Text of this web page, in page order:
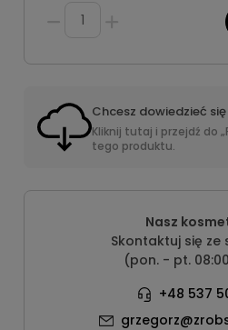
Chcesz dowiedzieć
Kliknij tutaj i przejdź do
tego produktu.
Nasz
Skontaktuj się ze
(pon. - pt.
+48 537